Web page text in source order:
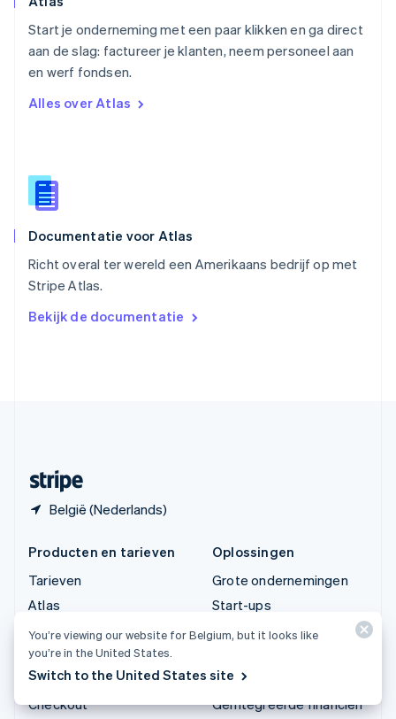
Start je onderneming met een paar klikken en ga direct
aan de slag: factureer je klanten, neem personeel aan
en werf fondsen.
Alles over Atlas
Documentatie voor Atlas
Richt overal ter wereld een Amerikaans bedrijf op met
Stripe Atlas.
Bekijk de documentatie
België (Nederlands)
English
Singapore
English简体中文
EnglishItaliano
Español
Thailand
Tsjechië
Vasteland van China
简体中文English
English
Producten en tarieven
Tarieven
Atlas
Authorization Boost
Billing
Capital
Checkout
Oplossingen
Grote ondernemingen
Start-ups
Agentic commerce
E-commerce
Geïntegreerde financiën
You’re viewing our website for Belgium, but it looks like
you’re in the United States.
Switch to the United States site